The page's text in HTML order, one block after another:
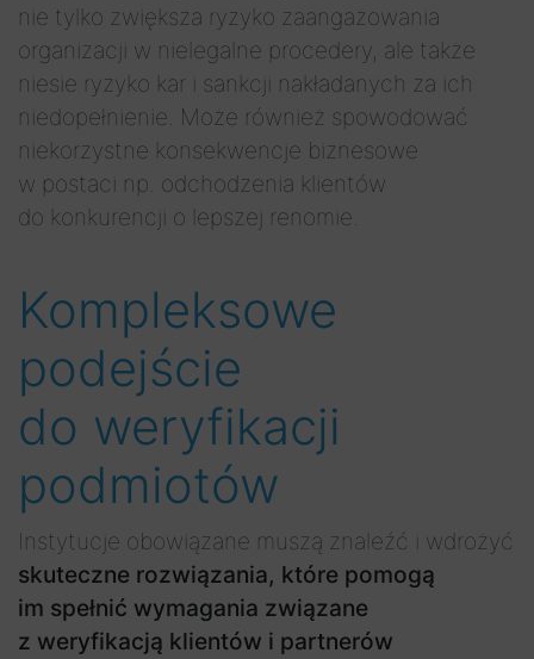
nie tylko zwiększa ryzyko zaangażowania
organizacji w nielegalne procedery, ale także
niesie ryzyko kar i sankcji nakładanych za ich
niedopełnienie. Może również spowodować
niekorzystne konsekwencje biznesowe
w postaci np. odchodzenia klientów
do konkurencji o lepszej renomie.
Kompleksowe
podejście
do weryfikacji
podmiotów
Instytucje obowiązane muszą znaleźć i wdrożyć
skuteczne rozwiązania, które pomogą
im spełnić wymagania związane
z weryfikacją klientów i partnerów